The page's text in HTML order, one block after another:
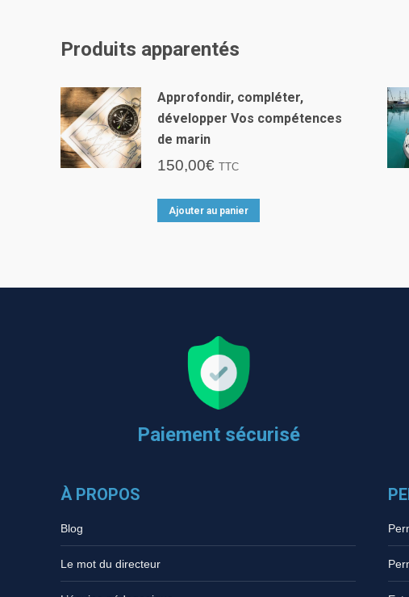
Produits apparentés
Approfondir, compléter,
développer Vos compétences
de marin
150,00€ TTC
Ajouter au panier
Paiement sécurisé
À PROPOS
Blog
Le mot du directeur